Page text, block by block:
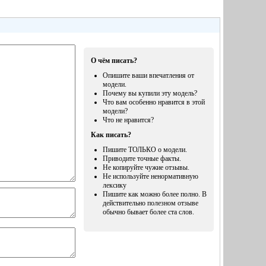
О чём писать?
Опишите ваши впечатления от
модели.
Почему вы купили эту модель?
Что вам особенно нравится в этой
модели?
Что не нравится?
Как писать?
Пишите ТОЛЬКО о модели.
Приводите точные факты.
Не копируйте чужие отзывы.
Не используйте ненормативную
лексику
Пишите как можно более полно. В
действительно полезном отзыве
обычно бывает более ста слов.